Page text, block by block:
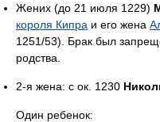
Жених (до 21 июля 1229)
короля Кипра и его жена
1251/53). Брак был
родства.
2-я жена: с ок. 1230
Один ребенок: